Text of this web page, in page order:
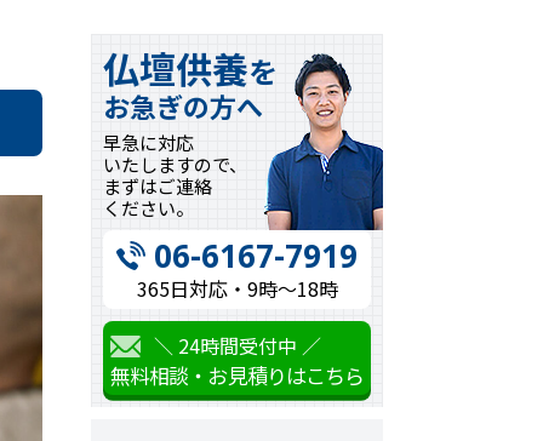
仏壇供養を
お急ぎの方へ
早急に対応
いたしますので、
まずはご連絡
ください。
06-6167-7919
365日対応・9時〜18時
＼ 24時間受付中 ／
無料相談・お見積りはこちら